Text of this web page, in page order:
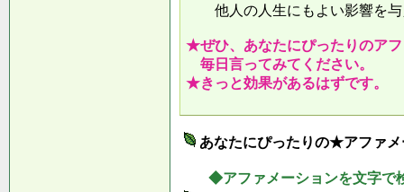
他人の人生にもよい影響
★ぜひ、あなたにぴったりのア
毎日言ってみてください。
★きっと効果があるはずです。
あなたにぴったりの★アファ
◆アファメーションを文字で